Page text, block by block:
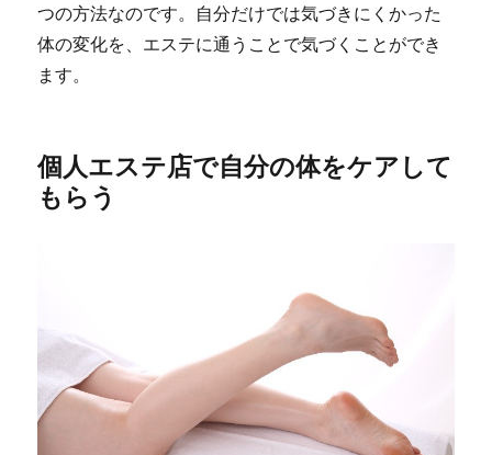
つの方法なのです。自分だけでは気づきにくかった
体の変化を、エステに通うことで気づくことができ
ます。
個人エステ店で自分の体をケアして
もらう